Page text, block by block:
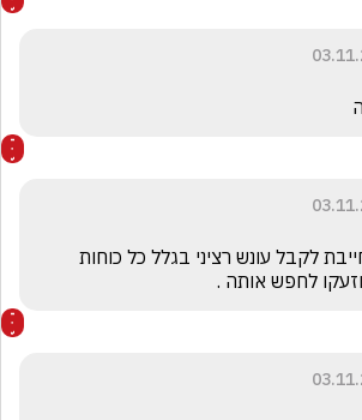
לחפש אותה .